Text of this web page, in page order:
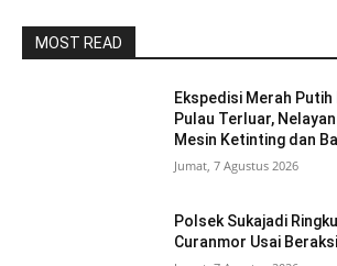
MOST READ
Ekspedisi Merah
Pulau Terluar,
Mesin Ketinting dan
Jumat, 7 Agustus 2026
Polsek Sukajadi
Curanmor Usai